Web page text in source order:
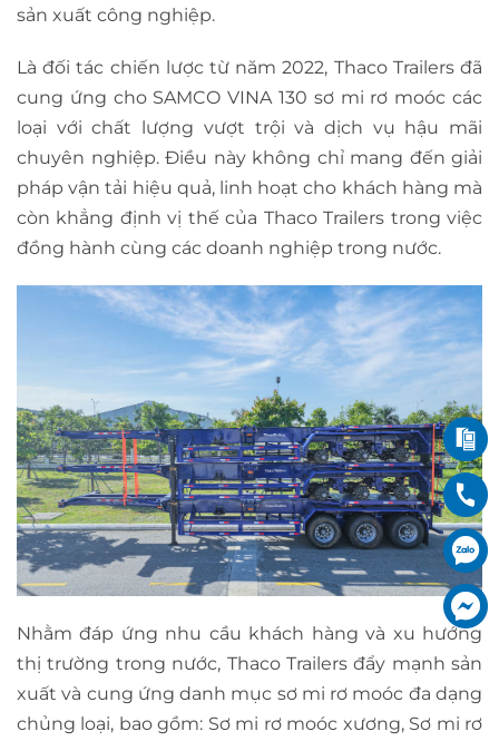
sản xuất công nghiệp.
Là đối tác chiến lược từ năm 2022, Thaco Trailers đã
cung ứng cho SAMCO VINA 130 sơ mi rơ moóc các
loại với chất lượng vượt trội và dịch vụ hậu mãi
chuyên nghiệp. Điều này không chỉ mang đến giải
pháp vận tải hiệu quả, linh hoạt cho khách hàng mà
còn khẳng định vị thế của Thaco Trailers trong việc
đồng hành cùng các doanh nghiệp trong nước.
Nhằm đáp ứng nhu cầu khách hàng và xu hướng
thị trường trong nước, Thaco Trailers đẩy mạnh sản
xuất và cung ứng danh mục sơ mi rơ moóc đa dạng
chủng loại, bao gồm: Sơ mi rơ moóc xương, Sơ mi rơ